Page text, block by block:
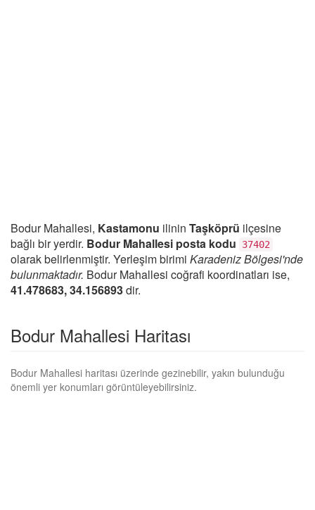
Bodur Mahallesi, Kastamonu ilinin Taşköprü ilçesine
bağlı bir yerdir. Bodur Mahallesi posta kodu 37402
olarak belirlenmiştir. Yerleşim birimi Karadeniz Bölgesi'nde
bulunmaktadır. Bodur Mahallesi coğrafi koordinatları ise,
41.478683, 34.156893dir.
Bodur Mahallesi Haritası
Bodur Mahallesi haritası üzerinde gezinebilir, yakın bulunduğu
önemli yer konumları görüntüleyebilirsiniz.